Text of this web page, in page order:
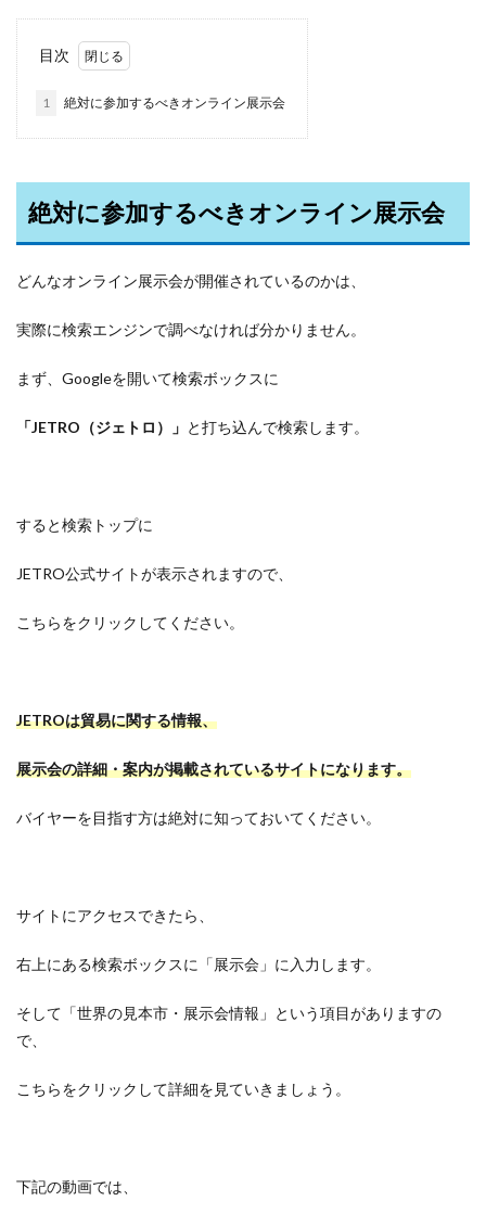
目次
1 絶対に参加するべきオンライン展示会
絶対に参加するべきオンライン展示会
どんなオンライン展示会が開催されているのかは、
実際に検索エンジンで調べなければ分かりません。
まず、Googleを開いて検索ボックスに
「JETRO（ジェトロ）」 と打ち込んで検索します。
すると検索トップに
JETRO公式サイトが表示されますので、
こちらをクリックしてください。
JETROは貿易に関する情報、
展示会の詳細・案内が掲載されているサイトになります。
バイヤーを目指す方は絶対に知っておいてください。
サイトにアクセスできたら、
右上にある検索ボックスに「展示会」に入力します。
そして「世界の見本市・展示会情報」という項目がありますの
で、
こちらをクリックして詳細を見ていきましょう。
下記の動画では、